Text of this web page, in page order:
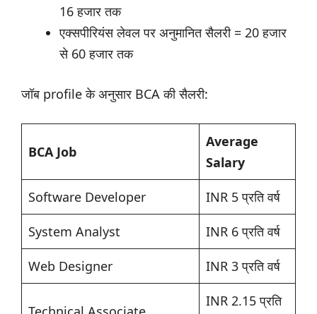
16 हजार तक
एक्सपीरियंस लेवल पर अनुमानित सैलरी = 20 हजार
से 60 हजार तक
जॉब profile के अनुसार BCA की सैलरी:
BCA Job
Average
Salary
Software Developer INR 5 प्रति वर्ष
System Analyst INR 6 प्रति वर्ष
Web Designer INR 3 प्रति वर्ष
INR 2.15 प्रति